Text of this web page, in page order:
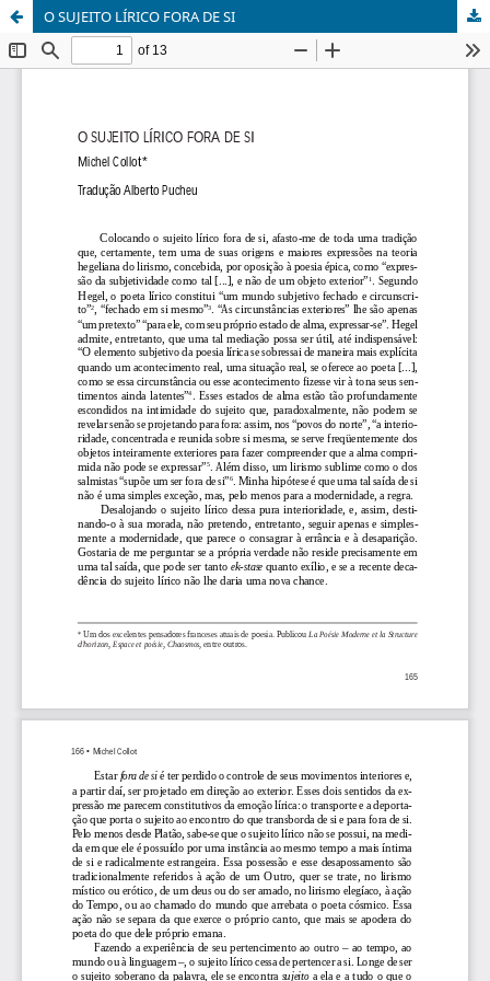
O SUJEITO LÍRICO FORA DE SI